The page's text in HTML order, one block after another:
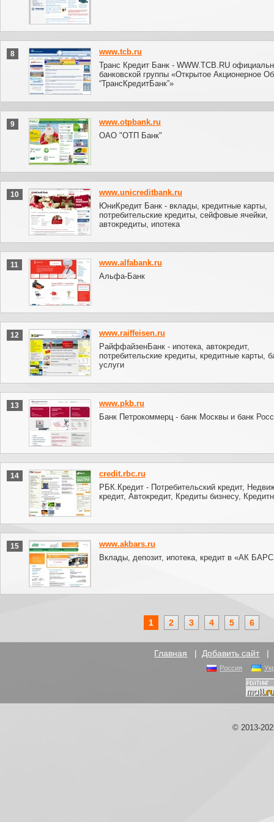
8
www.tcb.ru
Транс Кредит Банк - WWW.TCB.RU
банковской группы «Открытое Акционерное
“ТрансКредитБанк”»
9
www.otpbank.ru
ОАО "ОТП Банк"
10
www.unicreditbank.ru
ЮниКредит Банк - вклады, кредитные карты,
потребительские кредиты, сейфовые ячейки,
автокредиты, ипотека
11
www.alfabank.ru
Альфа-Банк
12
www.raiffeisen.ru
РайффайзенБанк - ипотека, автокредит,
потребительские кредиты, кредитные карты,
услуги
13
www.pkb.ru
Банк Петрокоммерц - банк Москвы и банк
14
credit.rbc.ru
РБК.Кредит - Потребительский кредит,
кредит, Автокредит, Кредиты бизнесу,
15
www.akbars.ru
Вклады, депозит, ипотека, кредит в «АК
1 2 3 4 5 6
Главная | Добавить сайт |
Россия
© 2013-